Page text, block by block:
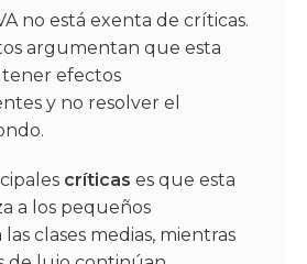
no está exenta de críticas.
argumentan que esta
efectos
y no resolver el
críticas es que esta
a los pequeños
clases medias, mientras